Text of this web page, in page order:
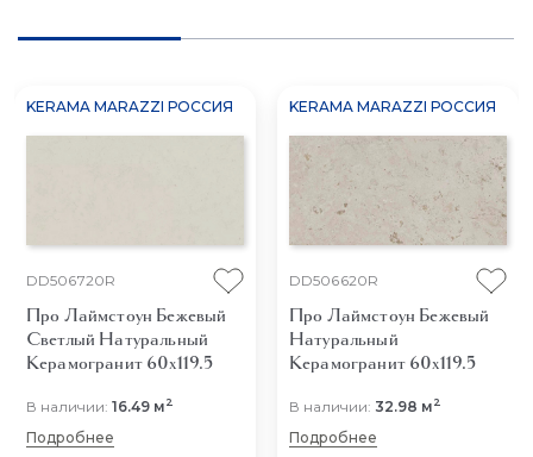
KERAMA MARAZZI РОССИЯ
DD506720R
Про Лаймстоун Бежевый
Светлый Натуральный
Керамогранит 60x119.5
В наличии: 16.49 м2
Подробнее
KERAMA MARAZZI РОССИЯ
DD506620R
Про Лаймстоун Бежевый
Натуральный
Керамогранит 60x119.5
В наличии: 32.98 м2
Подробнее